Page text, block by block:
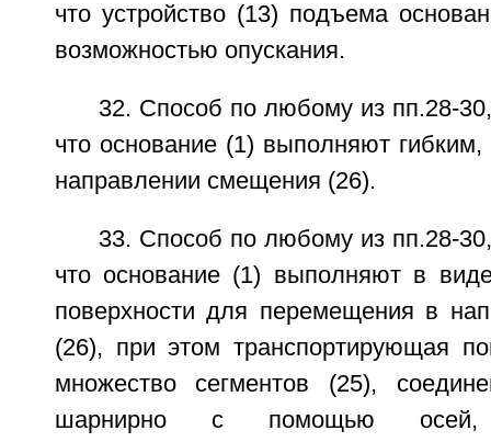
что устройство (13) подъема
возможностью опускания.
32. Способ по любому из пп.28-
что основание (1) выполняют
направлении смещения (26).
33. Способ по любому из пп.28-
что основание (1) выполняют в
поверхности для перемещения в
(26), при этом транспортирующая
множество сегментов (25),
шарнирно с помощью осей,